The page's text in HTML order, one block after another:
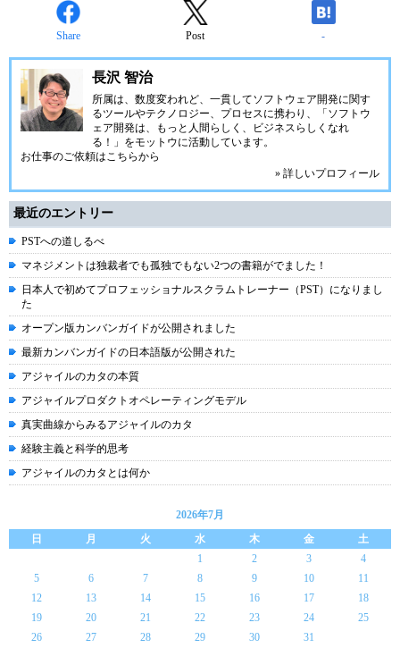
Share Post -
長沢 智治
所属は、数度変われど、一貫してソフトウェア開発に関す
るツールやテクノロジー、プロセスに携わり、「ソフトウ
ェア開発は、もっと人間らしく、ビジネスらしくなれ
る！」をモットウに活動しています。
お仕事のご依頼はこちらから
» 詳しいプロフィール
最近のエントリー
PSTへの道しるべ
マネジメントは独裁者でも孤独でもない2つの書籍がでました！
日本人で初めてプロフェッショナルスクラムトレーナー（PST）になりまし
た
オープン版カンバンガイドが公開されました
最新カンバンガイドの日本語版が公開された
アジャイルのカタの本質
アジャイルプロダクトオペレーティングモデル
真実曲線からみるアジャイルのカタ
経験主義と科学的思考
アジャイルのカタとは何か
2026年7月
日
月 火 水 木 金
土
1
2 3
4
5
6 7 8 9 10
11
12
13 14 15 16 17
18
19
20 21 22 23 24
25
26
27 28 29 30 31